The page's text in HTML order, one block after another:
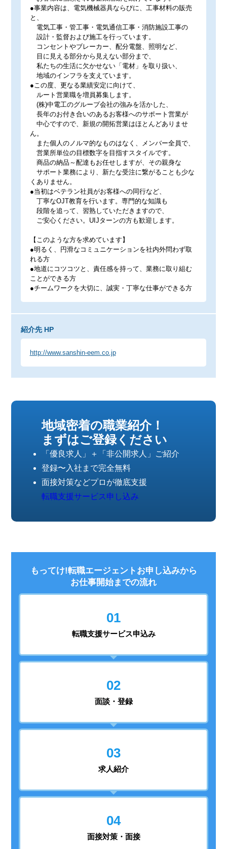
●事業内容は、電気機械器具ならびに、工事材料の販売
と、
電気工事・管工事・電気通信工事・消防施設工事の
設計・監督および施工を行っています。
コンセントやブレーカー、配分電盤、照明など、
目に見える部分から見えない部分まで、
私たちの生活に欠かせない「電材」を取り扱い、
地域のインフラを支えています。
●この度、更なる業績安定に向けて、
ルート営業職を増員募集します。
(株)中電工のグループ会社の強みを活かした、
長年のお付き合いのあるお客様へのサポート営業が
中心ですので、新規の開拓営業はほとんどありませ
ん。
また個人のノルマ的なものはなく、メンバー全員で、
営業所単位の目標数字を目指すスタイルです。
商品の納品～配達もお任せしますが、その親身な
サポート業務により、新たな受注に繋がることも少な
くありません。
●当初はベテラン社員がお客様への同行など、
丁寧なOJT教育を行います。専門的な知識も
段階を追って、習熟していただきますので、
ご安心ください。UIJターンの方も歓迎します。
【このような方を求めています】
●明るく、円滑なコミュニケーションを社内外問わず取
れる方
●地道にコツコツと、責任感を持って、業務に取り組む
ことができる方
●チームワークを大切に、誠実・丁寧な仕事ができる方
紹介先 HP
http://www.sanshin-eem.co.jp
地域密着の職業紹介！
まずはご登録ください
「優良求人」＋「非公開求人」ご紹介
登録〜入社まで完全無料
面接対策などプロが徹底支援
転職支援サービス申し込み
もってけ!転職エージェントお申し込みから
お仕事開始までの流れ
01
転職支援サービス申込み
02
面談・登録
03
求人紹介
04
面接対策・面接